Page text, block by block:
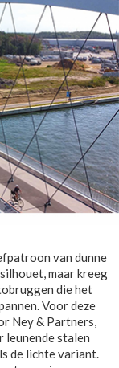
van dunne
maar kreeg
die het
Voor deze
Ney & Partners,
leunende stalen
de lichte variant.